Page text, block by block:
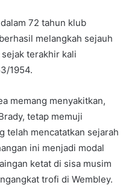
72 tahun klub
melangkah sejauh
terakhir kali
1954.
memang menyakitkan,
tetap memuji
telah mencatatkan sejarah
ini menjadi modal
ketat di sisa musim
trofi di Wembley.